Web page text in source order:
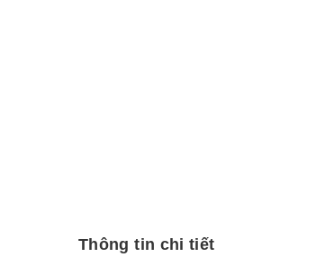
Thông tin chi tiết